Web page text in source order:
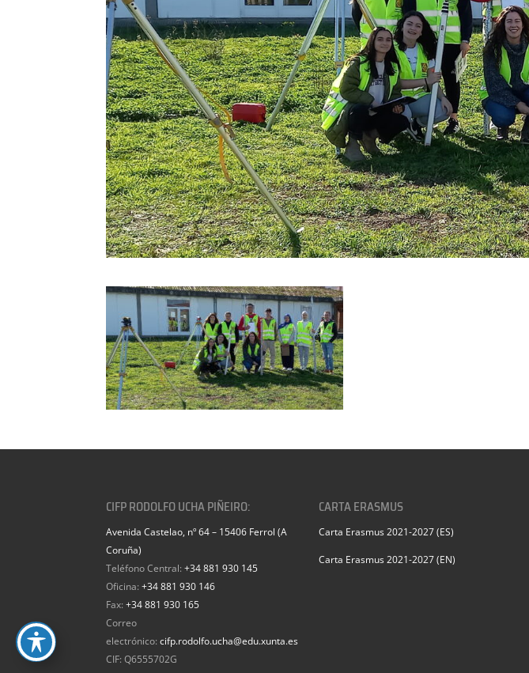
CIFP RODOLFO UCHA PIÑEIRO:
Avenida Castelao, nº 64 – 15406 Ferrol (A
Coruña)
Teléfono Central:+34 881 930 145
Oficina:+34 881 930 146
Fax:+34 881 930 165
Correo
electrónico:cifp.rodolfo.ucha@edu.xunta.es
CIF: Q6555702G
CARTA ERASMUS
Carta Erasmus 2021-2027 (ES)
Carta Erasmus 2021-2027 (EN)